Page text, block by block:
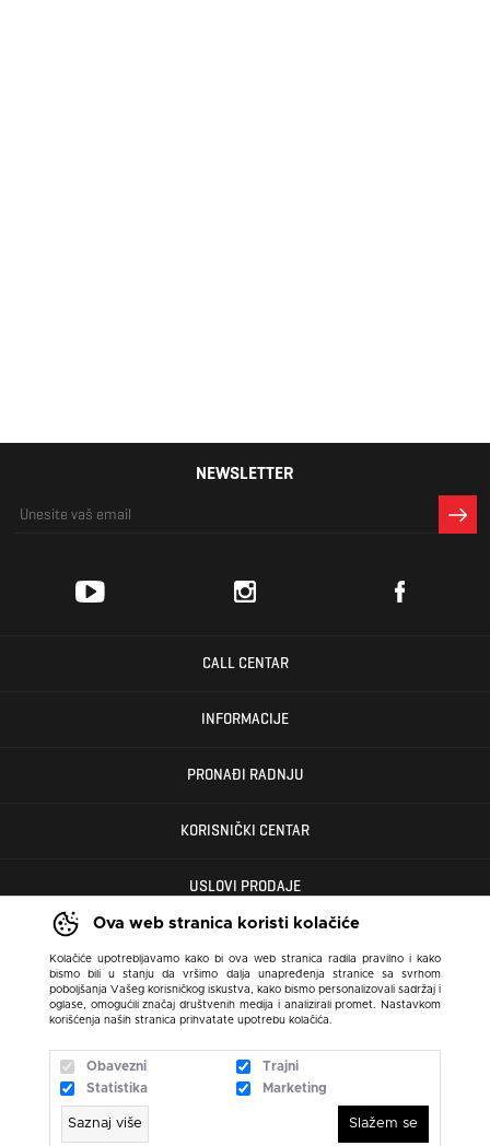
Ova web stranica koristi kolačiće
Kolačiće upotrebljavamo kako bi ova web stranica radila pravilno i kako
bismo bili u stanju da vršimo dalja unapređenja stranice sa svrhom
poboljšanja Vašeg korisničkog iskustva, kako bismo personalizovali sadržaj i
oglase, omogućili značaj društvenih medija i analizirali promet. Nastavkom
korišćenja naših stranica prihvatate upotrebu kolačića.
Obavezni
Trajni
Statistika
Marketing
Saznaj više Slažem se
NEWSLETTER
CALL CENTAR
INFORMACIJE
PRONAĐI RADNJU
KORISNIČKI CENTAR
USLOVI PRODAJE